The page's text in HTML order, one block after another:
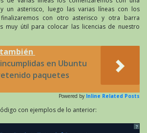
un asterisco, luego las varias líneas con los
con otro asterisco y otra barra
muy útil para colocar las licencias de nuestro
en Ubuntu
paquetes
Powered by Inline Related Posts
con ejemplos de lo anterior:
?